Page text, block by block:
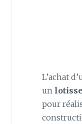
L’achat
un
pour